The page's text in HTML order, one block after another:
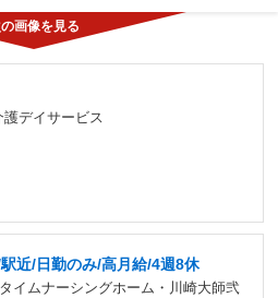
デイサービス
近/日勤のみ/高月給/4週8休
イムナーシングホーム・川崎大師弐